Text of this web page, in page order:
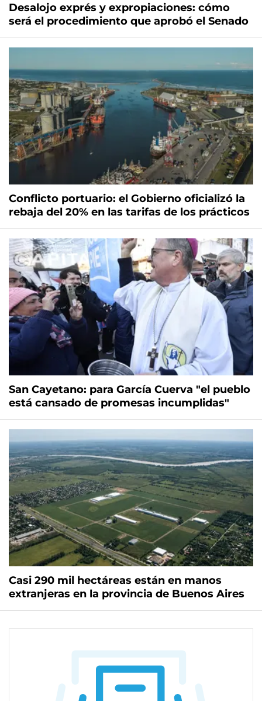
Desalojo exprés y expropiaciones: cómo
será el procedimiento que aprobó el Senado
Conflicto portuario: el Gobierno oficializó la
rebaja del 20% en las tarifas de los prácticos
San Cayetano: para García Cuerva "el pueblo
está cansado de promesas incumplidas"
Casi 290 mil hectáreas están en manos
extranjeras en la provincia de Buenos Aires